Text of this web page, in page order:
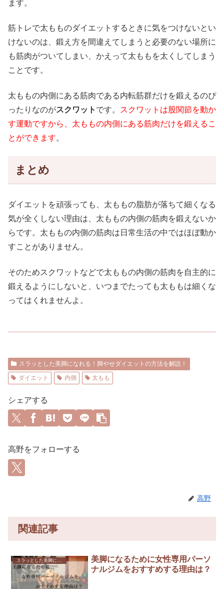
ます。
筋トレで太もものダイエットするときに気をつけないとい
けないのは、鍛え方を間違えてしまうと必要のない場所に
も筋肉がついてしまい、かえって太ももを太くしてしまう
ことです。
太ももの内側にある筋肉である内転筋群だけを鍛えるのぴ
ったりなのがスクワット です。
スクワットは股関節を動か
す運動ですから、太ももの内側にある筋肉だけを鍛えるこ
とができます。
まとめ
ダイエットを頑張っても、太ももの脂肪が落ちて細くなる
気が全くしない理由は、太ももの内側の筋肉を鍛えないか
らです。太ももの内側の筋肉は日常生活の中ではほぼ動か
すことがありません。
そのためスクワットなどで太ももの内側の筋肉を自主的に
鍛えるようにしないと、いつまでたっても太ももは細くな
ってはくれませんよ。
スラッとした美脚になれる！脚やせダイエットの方法を解説！
ダイエット
内側 太もも
シェアする
高野をフォローする
高野
関連記事
美脚になるために女性専用パーソ
ナルジムをおすすめする理由は？